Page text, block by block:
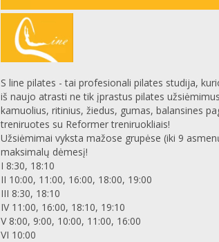
S line pilates - tai profesionali pilates studija,
iš naujo atrasti ne tik įprastus pilates
kamuolius, ritinius, žiedus, gumas, balansines
treniruotes su Reformer treniruokliais!
Užsiėmimai vyksta mažose grupėse (iki 9
maksimalų dėmesį!
I 8:30, 18:10
II 10:00, 11:00, 16:00, 18:00, 19:00
III 8:30, 18:10
IV 11:00, 16:00, 18:10, 19:10
V 8:00, 9:00, 10:00, 11:00, 16:00
VI 10:00